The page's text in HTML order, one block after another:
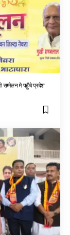
सम्मेलन मे पहुँचे प्रदेश